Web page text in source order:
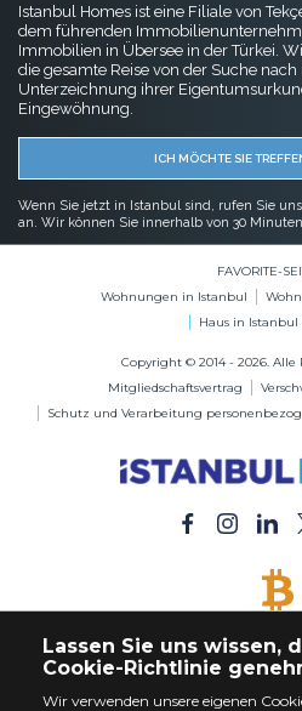
Istanbul Homes ist eine Filiale von
dem führenden
Immobilien in Übersee in der Türkei.
die gesamte Reise von der Suche
Unterzeichnung ihrer
Eingewöhnung.
ICH MÖCHTE SIE
Wenn Sie jetzt in Istanbul sind, rufen Sie
an. Wir können Sie innerhalb von 30
FAVORITE-
Wohnungen in Istanbul
Haus in Istanbul
Copyright © 2014 - 2026.
Mitgliedschaftsvertrag
Schutz und Verarbeitung
Kaufen Sie jede Immobilie
Lassen Sie uns wissen,
Cookie-Richtlinie
Wir verwenden unsere eigenen